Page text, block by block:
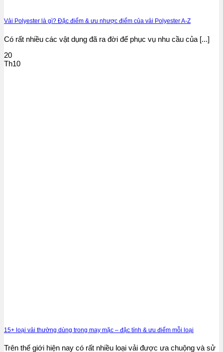
Vải Polyester là gì? Đặc điểm & ưu nhược điểm của vải Polyester A-Z
Có rất nhiều các vật dụng đã ra đời để phục vụ nhu cầu của [...]
20
Th10
15+ loại vải thường dùng trong may mặc – đặc tính & ưu điểm mỗi loại
Trên thế giới hiện nay có rất nhiều loại vải được ưa chuộng và sử